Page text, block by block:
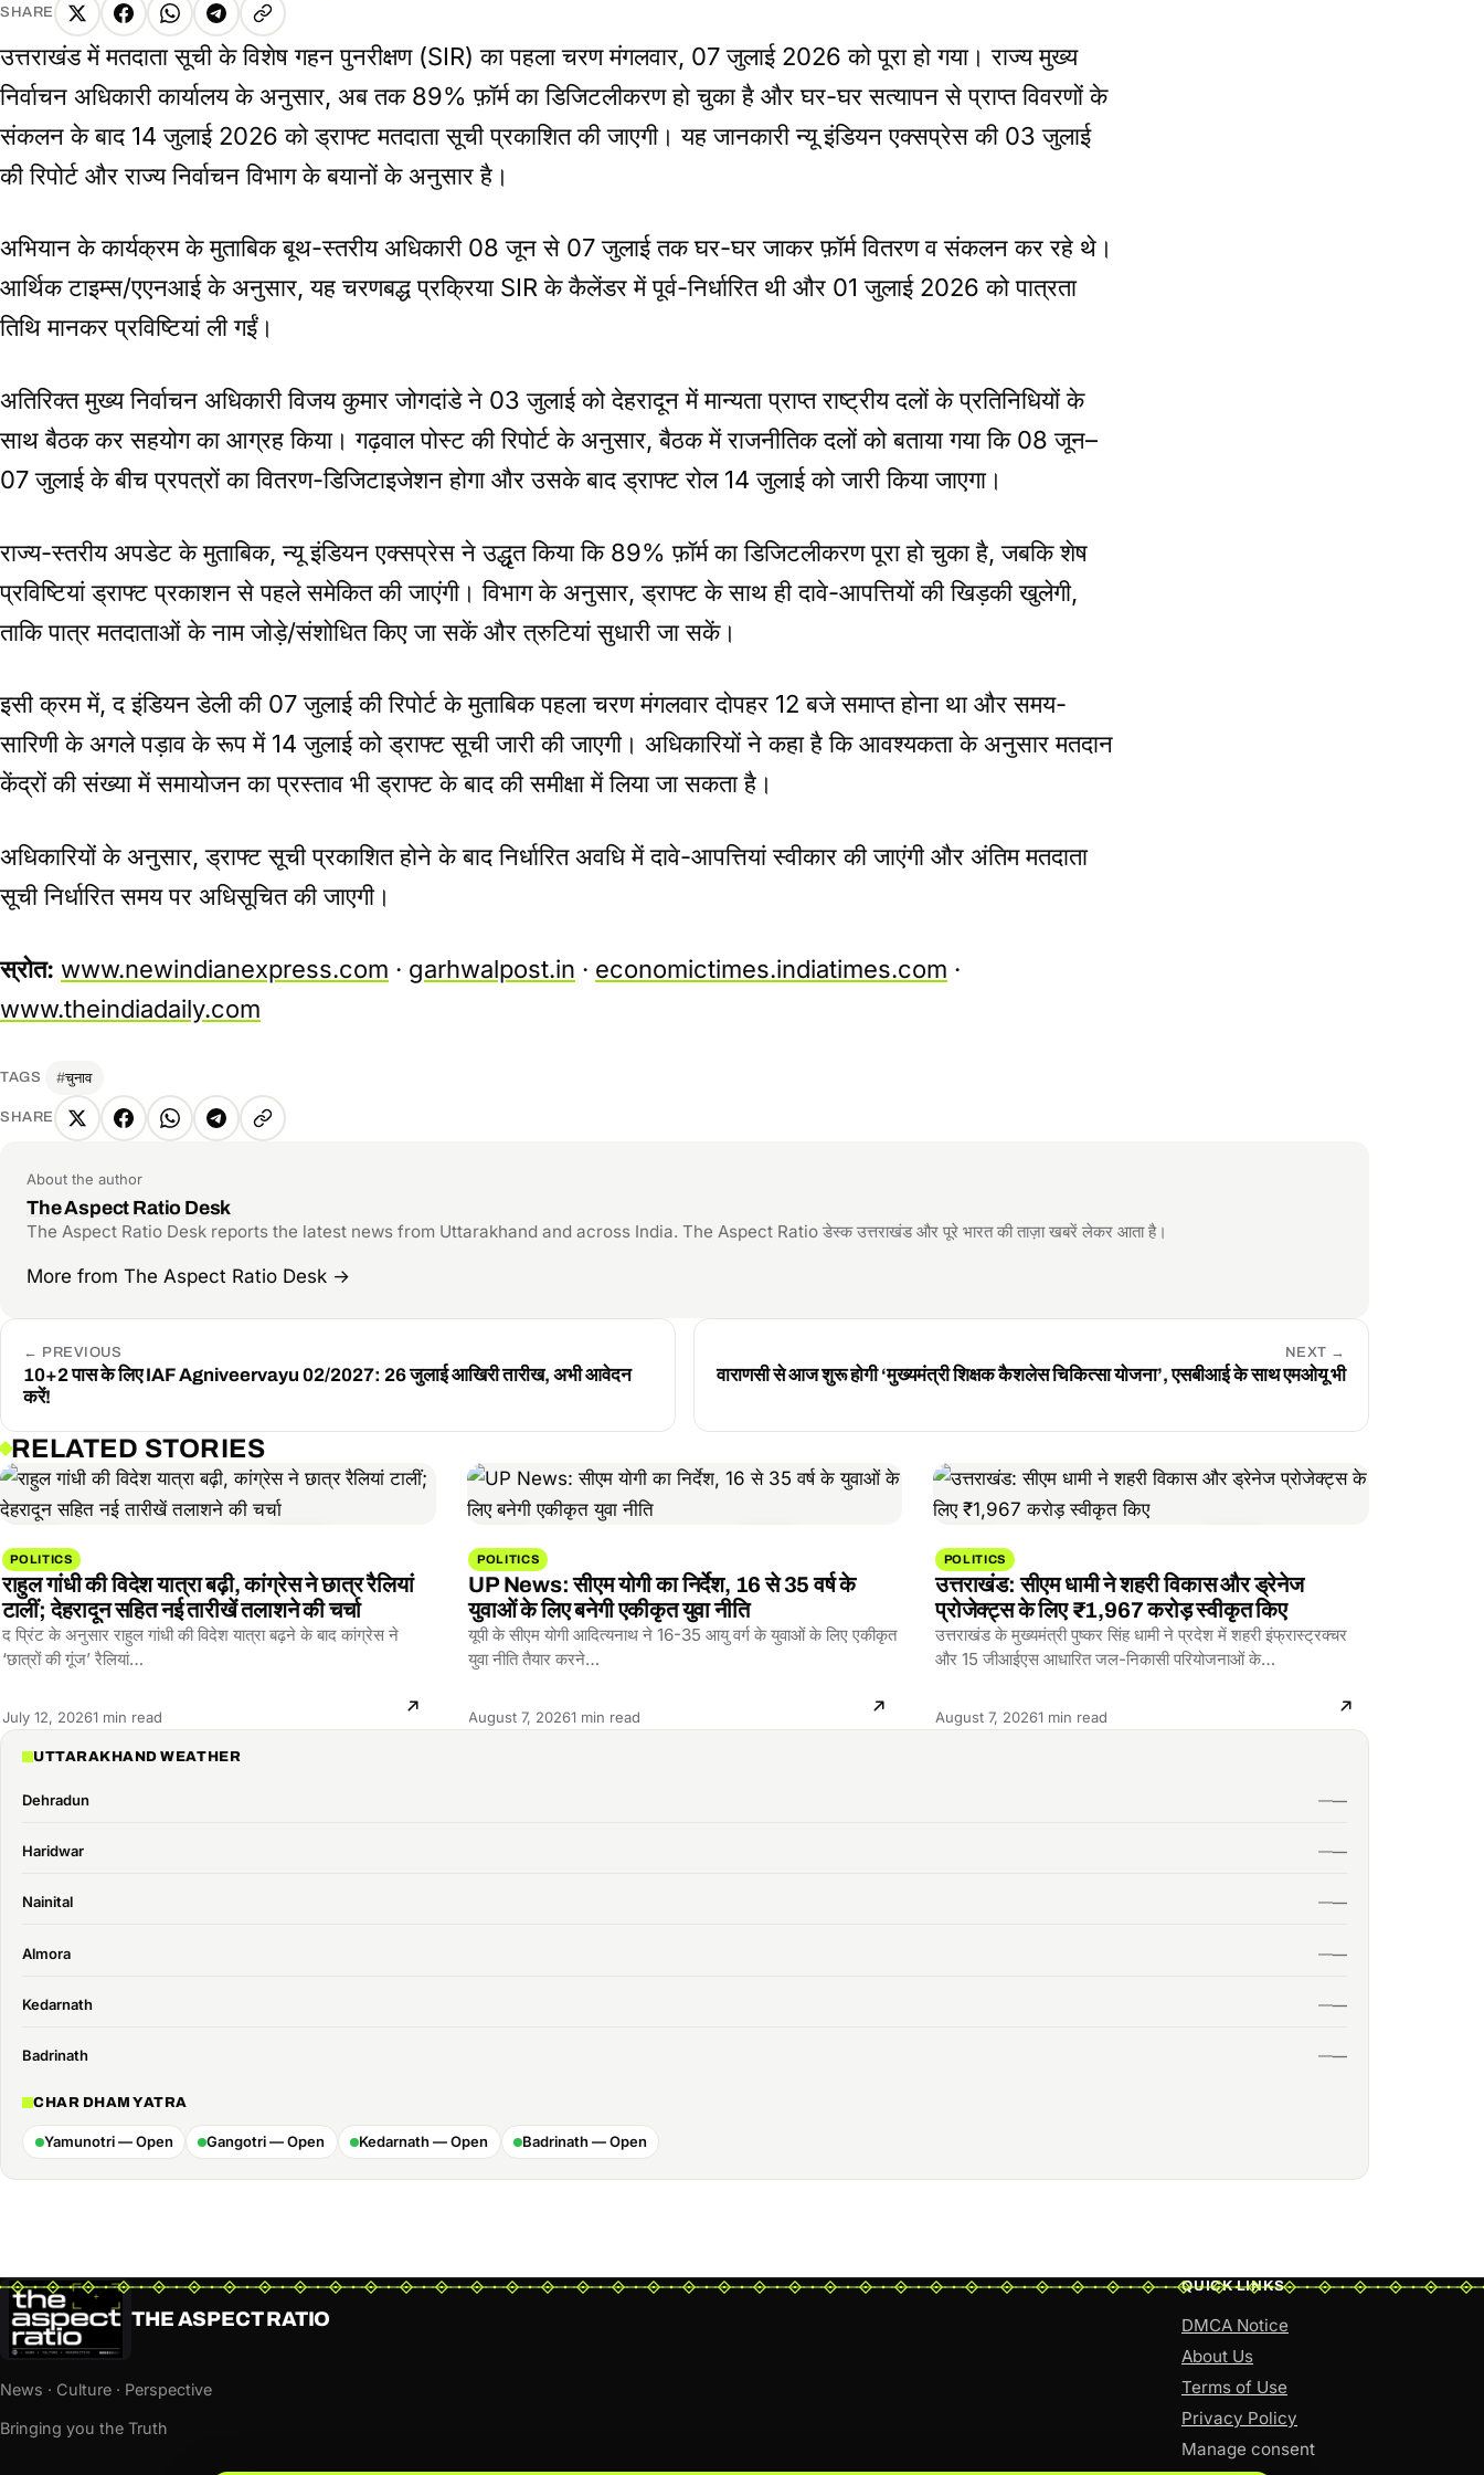
SHARE
X FacebookWhatsApp
Telegram
Copy
link
उत्तराखंड में मतदाता सूची के विशेष गहन पुनरीक्षण (SIR) का पहला चरण मंगलवार, 07 जुलाई 2026 को पूरा हो गया। राज्य मुख्य
निर्वाचन अधिकारी कार्यालय के अनुसार, अब तक 89% फ़ॉर्म का डिजिटलीकरण हो चुका है और घर-घर सत्यापन से प्राप्त विवरणों के
संकलन के बाद 14 जुलाई 2026 को ड्राफ्ट मतदाता सूची प्रकाशित की जाएगी। यह जानकारी न्यू इंडियन एक्सप्रेस की 03 जुलाई
की रिपोर्ट और राज्य निर्वाचन विभाग के बयानों के अनुसार है।
अभियान के कार्यक्रम के मुताबिक बूथ-स्तरीय अधिकारी 08 जून से 07 जुलाई तक घर-घर जाकर फ़ॉर्म वितरण व संकलन कर रहे थे।
आर्थिक टाइम्स/एएनआई के अनुसार, यह चरणबद्ध प्रक्रिया SIR के कैलेंडर में पूर्व-निर्धारित थी और 01 जुलाई 2026 को पात्रता
तिथि मानकर प्रविष्टियां ली गईं।
अतिरिक्त मुख्य निर्वाचन अधिकारी विजय कुमार जोगदांडे ने 03 जुलाई को देहरादून में मान्यता प्राप्त राष्ट्रीय दलों के प्रतिनिधियों के
साथ बैठक कर सहयोग का आग्रह किया। गढ़वाल पोस्ट की रिपोर्ट के अनुसार, बैठक में राजनीतिक दलों को बताया गया कि 08 जून–
07 जुलाई के बीच प्रपत्रों का वितरण-डिजिटाइजेशन होगा और उसके बाद ड्राफ्ट रोल 14 जुलाई को जारी किया जाएगा।
राज्य-स्तरीय अपडेट के मुताबिक, न्यू इंडियन एक्सप्रेस ने उद्धृत किया कि 89% फ़ॉर्म का डिजिटलीकरण पूरा हो चुका है, जबकि शेष
प्रविष्टियां ड्राफ्ट प्रकाशन से पहले समेकित की जाएंगी। विभाग के अनुसार, ड्राफ्ट के साथ ही दावे-आपत्तियों की खिड़की खुलेगी,
ताकि पात्र मतदाताओं के नाम जोड़े/संशोधित किए जा सकें और त्रुटियां सुधारी जा सकें।
इसी क्रम में, द इंडियन डेली की 07 जुलाई की रिपोर्ट के मुताबिक पहला चरण मंगलवार दोपहर 12 बजे समाप्त होना था और समय-
सारिणी के अगले पड़ाव के रूप में 14 जुलाई को ड्राफ्ट सूची जारी की जाएगी। अधिकारियों ने कहा है कि आवश्यकता के अनुसार मतदान
केंद्रों की संख्या में समायोजन का प्रस्ताव भी ड्राफ्ट के बाद की समीक्षा में लिया जा सकता है।
अधिकारियों के अनुसार, ड्राफ्ट सूची प्रकाशित होने के बाद निर्धारित अवधि में दावे-आपत्तियां स्वीकार की जाएंगी और अंतिम मतदाता
सूची निर्धारित समय पर अधिसूचित की जाएगी।
स्रोत: www.newindianexpress.com · garhwalpost.in · economictimes.indiatimes.com ·
www.theindiadaily.com
TAGS चुनाव
SHARE
X FacebookWhatsApp
Telegram
Copy
About the author
The Aspect Ratio Desk
The Aspect Ratio Desk reports the latest news from Uttarakhand and across India. The Aspect Ratio डेस्क उत्तराखंड और पूरे भारत की ताज़ा खबरें लेकर आता है।
More from The Aspect Ratio Desk →
← PREVIOUS
10+2 पास के लिए IAF Agniveervayu 02/2027: 26 जुलाई आखिरी तारीख, अभी आवेदन
करें!
NEXT →
वाराणसी से आज शुरू होगी ‘मुख्यमंत्री शिक्षक कैशलेस चिकित्सा योजना’, एसबीआई के साथ एमओयू भी
RELATED STORIES
POLITICS
राहुल गांधी की विदेश यात्रा बढ़ी, कांग्रेस ने छात्र रैलियां
टालीं; देहरादून सहित नई तारीखें तलाशने की चर्चा
द प्रिंट के अनुसार राहुल गांधी की विदेश यात्रा बढ़ने के बाद कांग्रेस ने
‘छात्रों की गूंज’ रैलियां…
July 12, 2026Reading
1 min read
POLITICS
UP News: सीएम योगी का निर्देश, 16 से 35 वर्ष के
युवाओं के लिए बनेगी एकीकृत युवा नीति
यूपी के सीएम योगी आदित्यनाथ ने 16-35 आयु वर्ग के युवाओं के लिए एकीकृत
युवा नीति तैयार करने…
August 7, 2026Reading
1 min read
POLITICS
उत्तराखंड: सीएम धामी ने शहरी विकास और ड्रेनेज
प्रोजेक्ट्स के लिए ₹1,967 करोड़ स्वीकृत किए
उत्तराखंड के मुख्यमंत्री पुष्कर सिंह धामी ने प्रदेश में शहरी इंफ्रास्ट्रक्चर
और 15 जीआईएस आधारित जल-निकासी परियोजनाओं के…
August 7, 2026Reading
1 min read
UTTARAKHAND WEATHER
Dehradun
Haridwar
Nainital
Almora
Kedarnath
Badrinath
CHAR DHAM YATRA
Yamunotri — Open Gangotri — Open Kedarnath — Open Badrinath — Open
THE ASPECT RATIO
News · Culture · Perspective
Bringing you the Truth
QUICK LINKS
DMCA Notice
About Us
Terms of Use
Privacy Policy
Manage consent